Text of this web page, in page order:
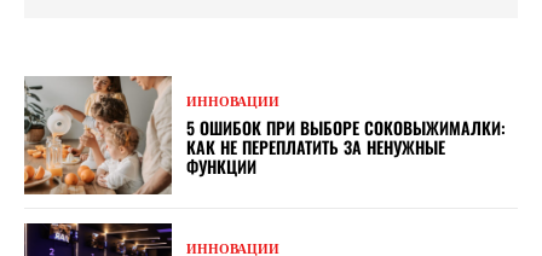
ИННОВАЦИИ
5 ОШИБОК ПРИ ВЫБОРЕ СОКОВЫЖИМАЛКИ:
КАК НЕ ПЕРЕПЛАТИТЬ ЗА НЕНУЖНЫЕ
ФУНКЦИИ
ИННОВАЦИИ